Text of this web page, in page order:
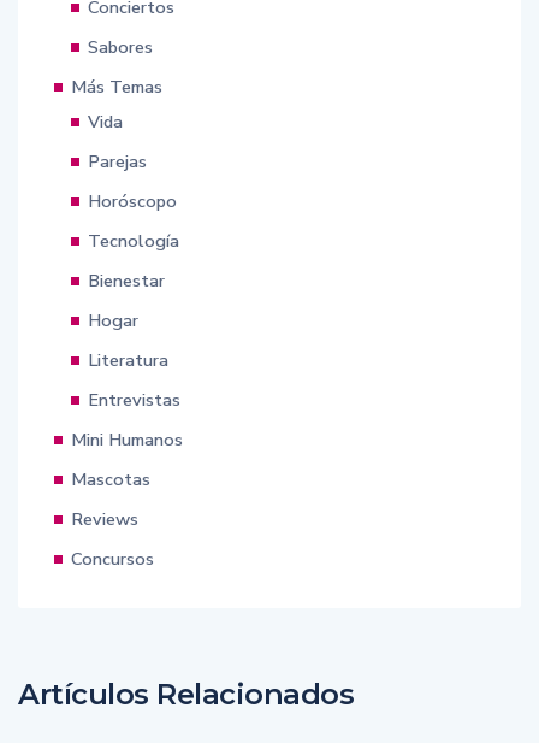
Conciertos
Sabores
Más Temas
Vida
Parejas
Horóscopo
Tecnología
Bienestar
Hogar
Literatura
Entrevistas
Mini Humanos
Mascotas
Reviews
Concursos
Artículos Relacionados